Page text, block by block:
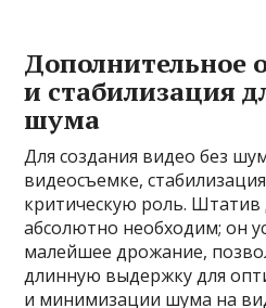
Дополнительное
и стабилизация
шума
Для создания видео без
видеосъемке,
критическую роль. Штатив
абсолютно необходим; он
малейшее дрожание,
длинную выдержку для
и минимизации шума на